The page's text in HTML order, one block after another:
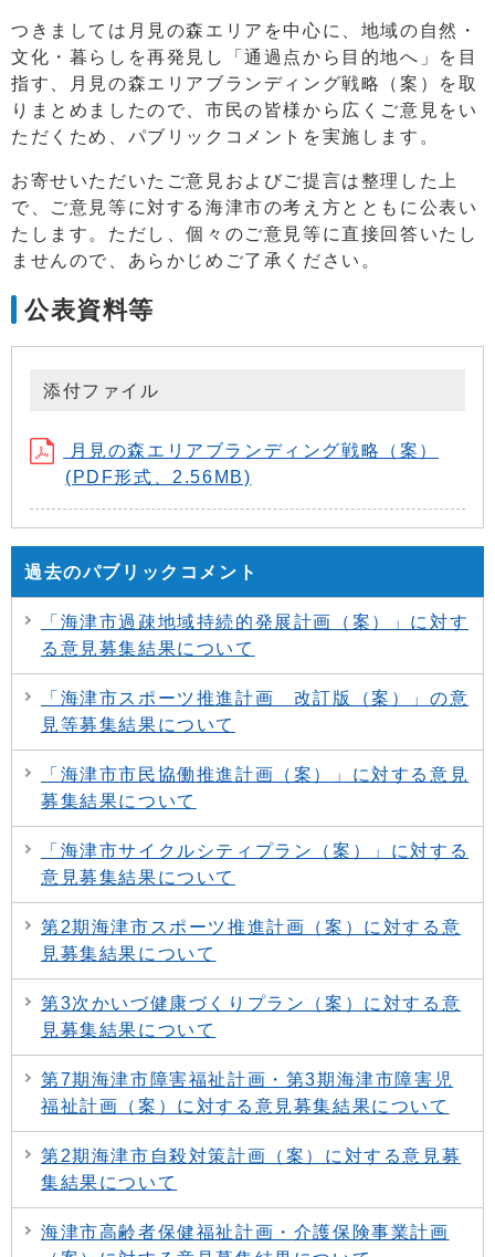
つきましては月見の森エリアを中心に、地域の自然・
文化・暮らしを再発見し「通過点から目的地へ」を目
指す、月見の森エリアブランディング戦略（案）を取
りまとめましたので、市民の皆様から広くご意見をい
ただくため、パブリックコメントを実施します。
お寄せいただいたご意見およびご提言は整理した上
で、ご意見等に対する海津市の考え方とともに公表い
たします。ただし、個々のご意見等に直接回答いたし
ませんので、あらかじめご了承ください。
公表資料等
添付ファイル
月見の森エリアブランディング戦略（案）
(PDF形式、2.56MB)
過去のパブリックコメント
「海津市過疎地域持続的発展計画（案）」に対す
る意見募集結果について
「海津市スポーツ推進計画 改訂版（案）」の意
見等募集結果について
「海津市市民協働推進計画（案）」に対する意見
募集結果について
「海津市サイクルシティプラン（案）」に対する
意見募集結果について
第2期海津市スポーツ推進計画（案）に対する意
見募集結果について
第3次かいづ健康づくりプラン（案）に対する意
見募集結果について
第7期海津市障害福祉計画・第3期海津市障害児
福祉計画（案）に対する意見募集結果について
第2期海津市自殺対策計画（案）に対する意見募
集結果について
海津市高齢者保健福祉計画・介護保険事業計画